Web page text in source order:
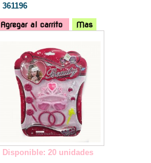
361196
Agregar al carrito
Mas
Disponible: 20 unidades